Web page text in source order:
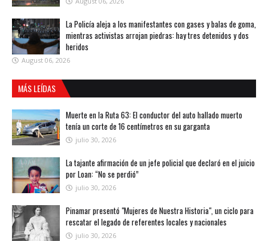
La Policía aleja a los manifestantes con gases y balas de goma,
mientras activistas arrojan piedras: hay tres detenidos y dos
heridos
August 06, 2026
MÁS LEÍDAS
Muerte en la Ruta 63: El conductor del auto hallado muerto
tenía un corte de 16 centímetros en su garganta
julio 30, 2026
La tajante afirmación de un jefe policial que declaró en el juicio
por Loan: “No se perdió”
julio 30, 2026
Pinamar presentó "Mujeres de Nuestra Historia", un ciclo para
rescatar el legado de referentes locales y nacionales
julio 30, 2026